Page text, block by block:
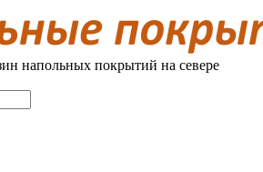
напольных покрытий на севере